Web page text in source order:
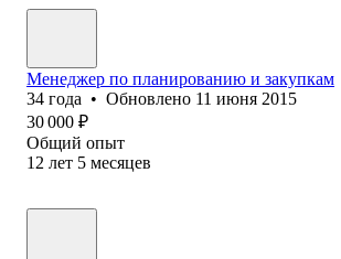
Менеджер по планированию и закупкам
34 года • Обновлено 11 июня 2015
30 000 ₽
Общий опыт
12 лет 5 месяцев